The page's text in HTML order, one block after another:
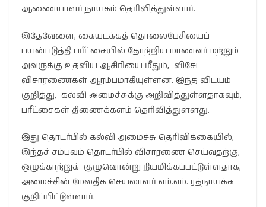
ஆணையாளர் நாயகம் தெரிவித்துள்ளார்.
இதேவேளை, கையடக்கத் தொலைபேசியைப்
பயன்படுத்தி பரீட்சையில் தோற்றிய மாணவர் மற்றும்
அவருக்கு உதவிய ஆசிரியை மீதும், விசேட
விசாரணைகள் ஆரம்பமாகியுள்ளன. இந்த விடயம்
குறித்து, கல்வி அமைச்சுக்கு அறிவித்துள்ளதாகவும்,
பரீட்சைகள் திணைக்களம் தெரிவித்துள்ளது.
இது தொடர்பில் கல்வி அமைச்சு தெரிவிக்கையில்,
இந்தச் சம்பவம் தொடர்பில் விசாரணை செய்வதற்கு,
ஒழுக்காற்றுக் குழுவொன்று நியமிக்கப்பட்டுள்ளதாக,
அமைச்சின் மேலதிக செயலாளர் எம்.எம். ரத்நாயக்க
குறிப்பிட்டுள்ளார்.